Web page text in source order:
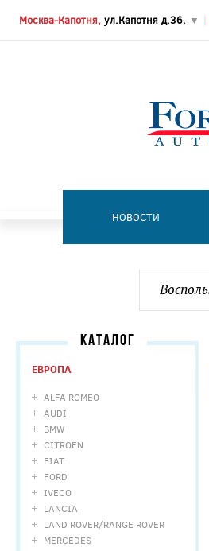
Москва-Капотня, ул.Капотня д.36. ▼
НОВОСТИ
КАТАЛОГ
ЕВРОПА
ALFA ROMEO
AUDI
BMW
CITROEN
FIAT
FORD
IVECO
LANCIA
LAND ROVER/RANGE ROVER
MERCEDES